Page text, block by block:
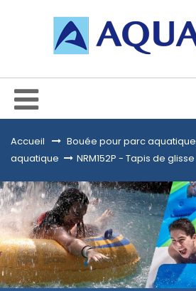
Accueil &gt;Bouée pour parc aquatique
aquatique > NRM152P - Tapis de glisse